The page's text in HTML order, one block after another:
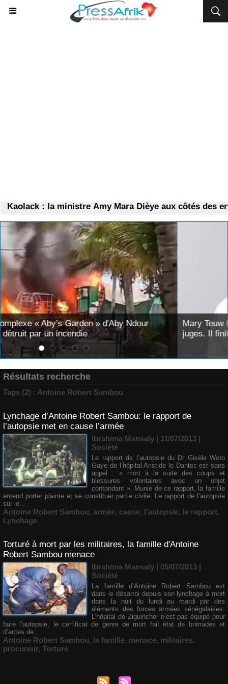
: la ministre Amy Mara Dièye aux côtés des
Mary Teuw Niane : «Le temps est le plus
juges. Il finit toujours par démasquer l’imposture»
Résultats recherche
Tags (2) : Antoine Robert Sambou
Lynchage d’Antoine Robert Sambou: le rapport de
l’autopsie met en cause l’armée
Ibrahima Mansaly | 11/07/2013 |
Société
Le rapport de l’autopsie du Dr Gisèle Woto
Gaye de l’hôpital Aristide le Dantec est sans
appel : « mort à la suite des coups et
blessures volontaires avec un objet
contondant ». Munie de ce rapport, la famille
entend porter plainte et se constituer partie civile. Le rapport de l’autopsie
sur le...
Antoine Robert Sambou, armée, cause, l’autopsie, le rapport,
Lynchage
Torturé à mort par les militaires, la famille d'Antoine
Robert Sambou menace
Ibrahima Mansaly | 05/07/2013 |
Société
La famille d’Antoine Robert Sambou est
dans le désarroi depuis son lynchage à mort
dans la nuit du lundi au mardi par des
éléments des forces armées sénégalaises.
L’hôpital de Ziguinchor n’est pas équipé pour
faire l’autopsie, le certificat de genre de mort fait état de brimades et
d’actes de...
Antoine Robert Sambou, la famille, menace, militaires,
procureur, Torture